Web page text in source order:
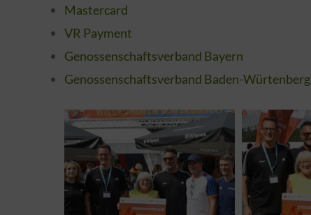
Mastercard
VR Payment
Genossenschaftsverband Bayern
Genossenschaftsverband Baden-Würtenberg